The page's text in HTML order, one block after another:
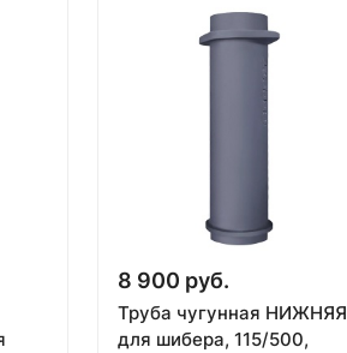
8 900 руб.
Труба чугунная НИЖНЯЯ
для шибера, 115/500,